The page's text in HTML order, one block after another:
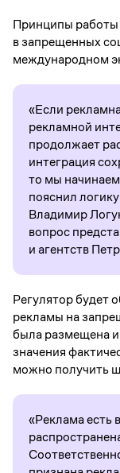
Принципы работы
в запрещенных
международном
«Если
рекламной
продолжает
интеграция
то мы
пояснил
Владимир
вопрос
и агентств
Регулятор будет
рекламы на
была размещена
значения
можно получить
«Реклама есть